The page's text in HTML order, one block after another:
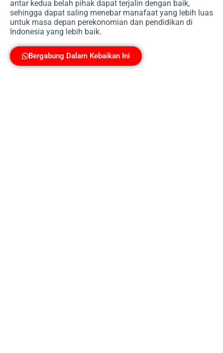
antar kedua belah pihak dapat terjalin dengan baik,
sehingga dapat saling menebar manafaat yang lebih luas
untuk masa depan perekonomian dan pendidikan di
Indonesia yang lebih baik.
Bergabung Dalam Kebaikan Ini